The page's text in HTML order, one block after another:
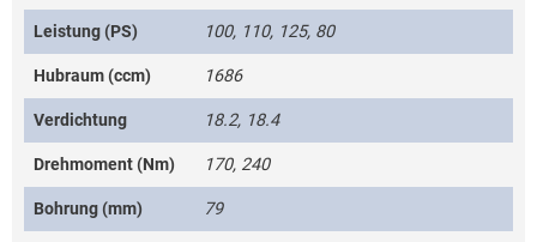
Leistung (PS) 100, 110, 125, 80
Hubraum (ccm) 1686
Verdichtung 18.2, 18.4
Drehmoment (Nm) 170, 240
Bohrung (mm) 79